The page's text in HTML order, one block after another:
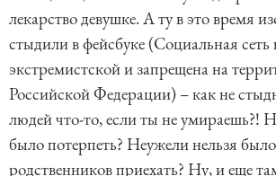
лекарство девушке. А ту в это время
стыдили в фейсбуке (Социальная сеть
экстремистской и запрещена на
Российской Федерации) – как не
людей что-то, если ты не умираешь?!
было потерпеть? Неужели нельзя
родственников приехать? Ну, и еще